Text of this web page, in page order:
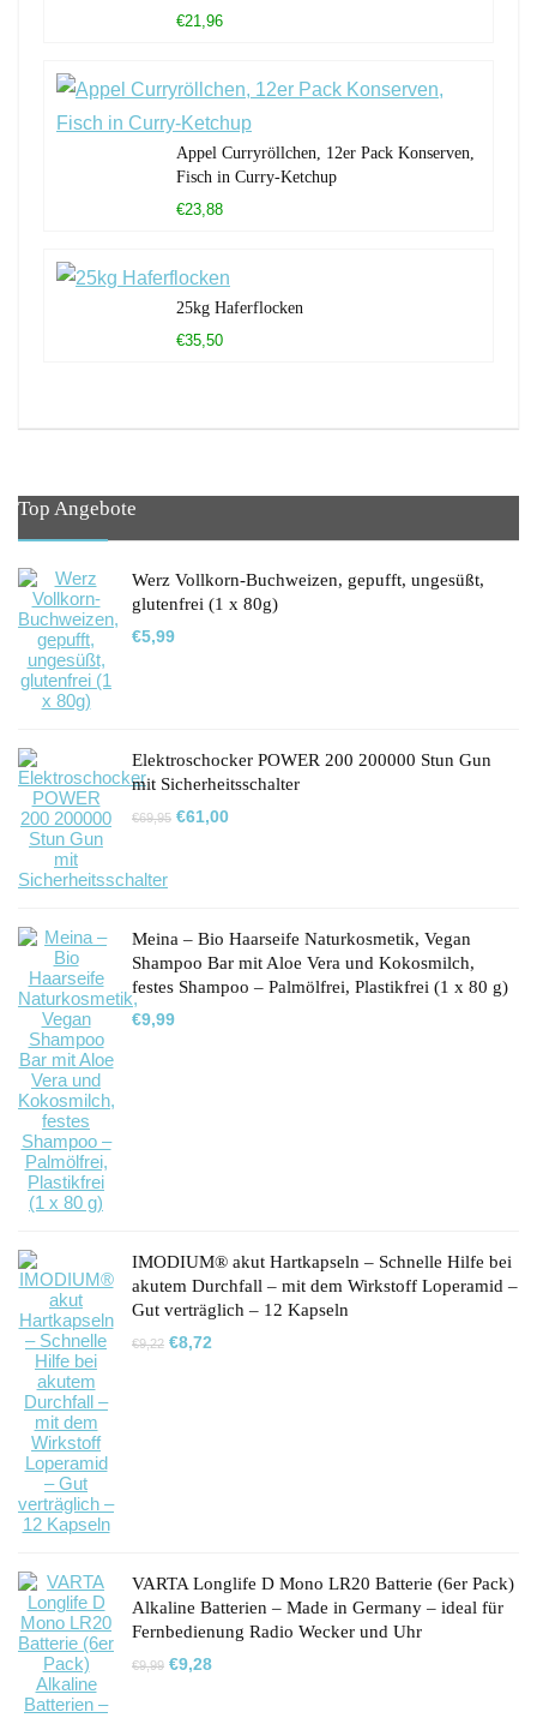
€21,96
Appel Curryröllchen, 12er Pack Konserven,
Fisch in Curry-Ketchup
€23,88
25kg Haferflocken
€35,50
Top Angebote
Werz Vollkorn-Buchweizen, gepufft, ungesüßt,
glutenfrei (1 x 80g)
€5,99
Elektroschocker POWER 200 200000 Stun Gun
mit Sicherheitsschalter
€69,95 Ursprünglicher
€61,00Aktueller
Meina – Bio Haarseife Naturkosmetik, Vegan
Shampoo Bar mit Aloe Vera und Kokosmilch,
festes Shampoo – Palmölfrei, Plastikfrei (1 x 80 g)
€9,99
IMODIUM® akut Hartkapseln – Schnelle Hilfe bei
akutem Durchfall – mit dem Wirkstoff Loperamid –
Gut verträglich – 12 Kapseln
€9,22 Ursprünglicher
€8,72
VARTA Longlife D Mono LR20 Batterie (6er Pack)
Alkaline Batterien – Made in Germany – ideal für
Fernbedienung Radio Wecker und Uhr
€9,99 Ursprünglicher
€9,28Aktueller